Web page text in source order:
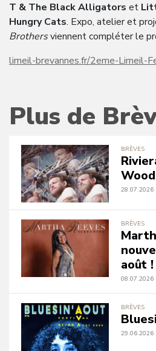
T & The Black Alligators et
HungryCats. Expo, atelier et
Brothersviennent compléter le
limeil-brevannes.fr/2eme-Limeil-
Plus de
BRÈVES
28.07.2026
BRÈVES
août !
08.07.2026
BRÈVES
29.06.2026